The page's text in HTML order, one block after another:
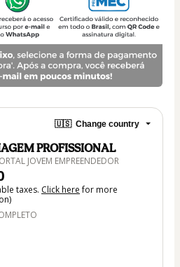
🇺🇸 Change country
PROFISSIONAL
JOVEM EMPREENDEDOR
taxes. Click herefor more